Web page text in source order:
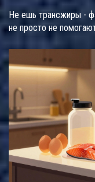
Не ешь трансжиры -
не просто не